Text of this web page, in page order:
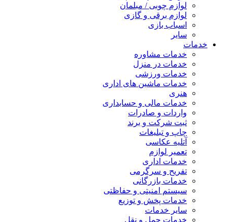
لوازم چوبی / مبلمان
لوازم برقی و گازی
اسباب بازی
سایر
خدمات
خدمات مشاوره
خدمات در منزل
خدمات ورزشی
خدمات ماشین های اداری
هنری
خدمات مالی و حسابداری
واردات و صادرات
ثبت شرکت و برند
چاپ و تبلیغات
آتلیه عکاسی
تعمیر لوازم
خدمات اداری
تفریح و سرگرمی
خدمات بازرگانی
سیستم امنیتی و حفاظتی
خدمات پخش و توزیع
سایر خدمات
خدمات حمل و نقل